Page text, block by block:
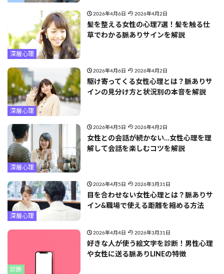
深層心理
2026年4月6日 2026年4月2日
髪を整える女性の心理7選！髪を触る仕
草でわかる脈ありサインを解説
深層心理
2026年4月6日 2026年4月2日
駆け寄ってくる女性心理とは？脈ありサ
インの見分け方と状況別の本音を解説
深層心理
2026年4月5日 2026年4月2日
女性との会話が続かない…女性心理を理
解して会話を楽しむコツを解説
深層心理
2026年4月5日 2026年3月31日
目を合わせない女性心理とは？脈ありサ
イン&職場で使える距離を縮める方法
診断
2026年4月4日 2026年3月31日
好きな人が使う絵文字を診断！男性心理
や女性に送る脈ありLINEの特徴